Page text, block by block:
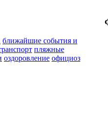
ближайшие события и
пляжные
оздоровление официоз